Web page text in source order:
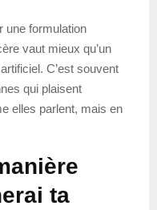
une formulation
vaut mieux qu’un
C’est souvent
qui plaisent
elles parlent, mais en
ta